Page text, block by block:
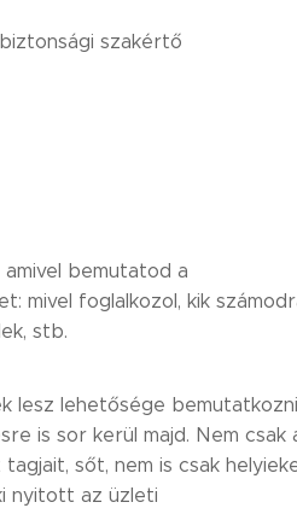
szakértő
amivel bemutatod a
mivel foglalkozol, kik
stb.
lesz lehetősége
is sor kerül majd. Nem csak
sőt, nem is csak
nyitott az üzleti